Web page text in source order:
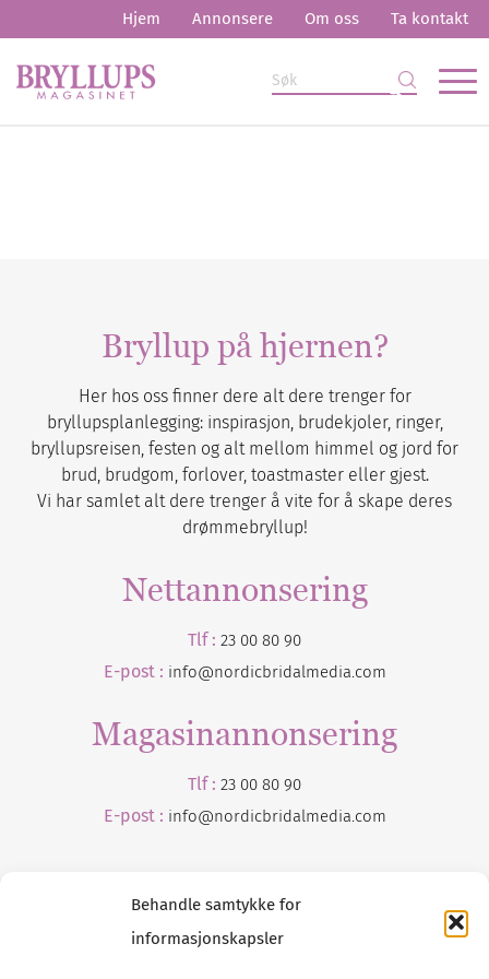
Behandle samtykke for
informasjonskapsler
Hjem Annonsere Om oss Ta kontakt
Bryllup på hjernen?
Her hos oss finner dere alt dere trenger for
bryllupsplanlegging: inspirasjon, brudekjoler, ringer,
bryllupsreisen, festen og alt mellom himmel og jord for
brud, brudgom, forlover, toastmaster eller gjest.
Vi har samlet alt dere trenger å vite for å skape deres
drømmebryllup!
Nettannonsering
Tlf : 23 00 80 90
E-post : info@nordicbridalmedia.com
Magasinannonsering
Tlf : 23 00 80 90
E-post : info@nordicbridalmedia.com